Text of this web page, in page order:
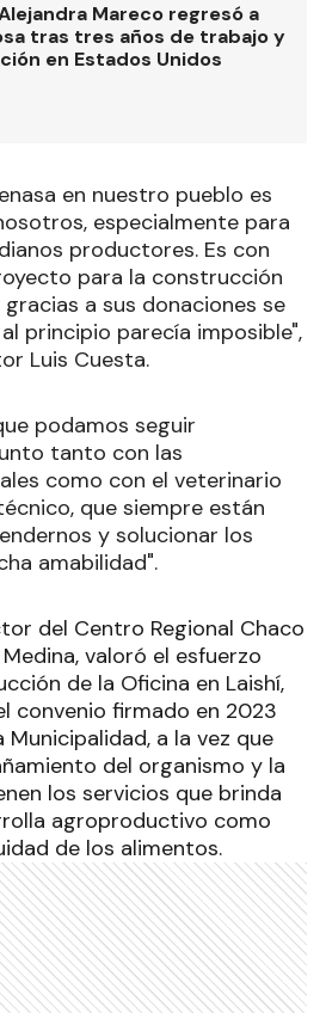
Mareco regresó a
tras tres años de trabajo y
en Estados Unidos
en nuestro pueblo es
especialmente para
productores. Es con
para la construcción
a sus donaciones se
principio parecía imposible",
Luis Cuesta.
podamos seguir
tanto con las
como con el veterinario
que siempre están
y solucionar los
amabilidad".
del Centro Regional Chaco
valoró el esfuerzo
de la Oficina en Laishí,
convenio firmado en 2023
Municipalidad, a la vez que
del organismo y la
los servicios que brinda
agroproductivo como
de los alimentos.